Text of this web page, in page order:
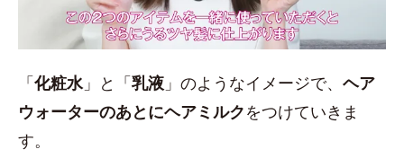
「化粧水」と「乳液 」のようなイメージで、 ヘア
ウォーターのあとにヘアミルクをつけていきま
す。